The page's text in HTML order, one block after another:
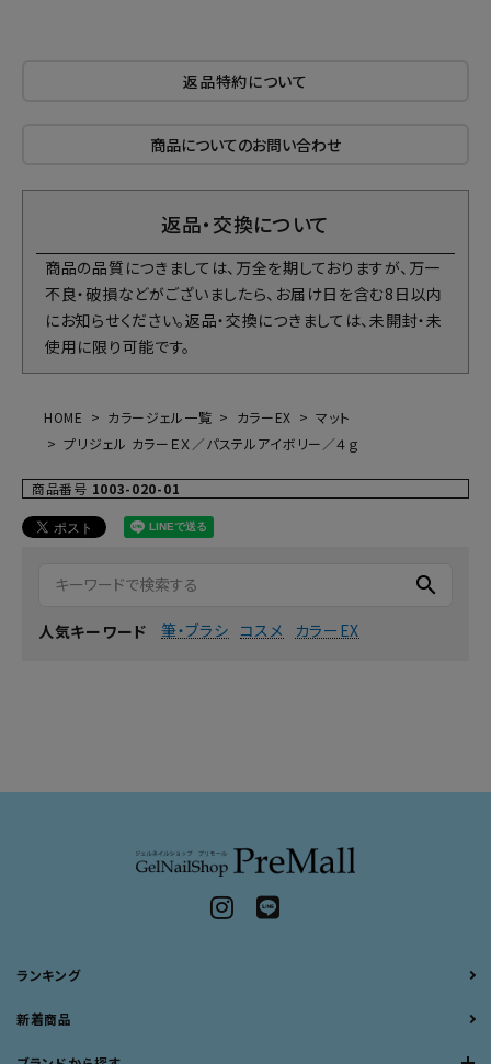
返品特約について
商品についてのお問い合わせ
返品・交換について
商品の品質につきましては、万全を期しておりますが、万一
不良・破損などがございましたら、お届け日を含む8日以内
にお知らせください。返品・交換につきましては、未開封・未
使用に限り可能です。
HOME カラージェル一覧 カラーEX
マット
プリジェル カラーＥＸ／パステルアイボリー／４ｇ
商品番号 1003-020-01
search
人気キーワード 筆・ブラシ コスメ カラーEX
ランキング
新着商品